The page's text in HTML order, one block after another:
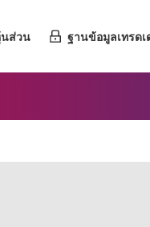
ส่วน ฐานข้อมูลเทรดเ